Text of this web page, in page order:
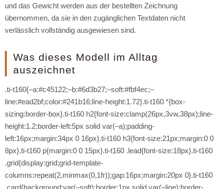
und das Gewicht werden aus der bestellten Zeichnung
übernommen, da sie in den zugänglichen Textdaten nicht
verlässlich vollständig ausgewiesen sind.
Was dieses Modell im Alltag
auszeichnet
.ti-t160{–a:#c45122;–b:#6d3b27;–soft:#fbf4ec;–
line:#ead2bf;color:#241b16;line-height:1.72}.ti-t160 *{box-
sizing:border-box}.ti-t160 h2{font-size:clamp(26px,3vw,38px);line-
height:1.2;border-left:5px solid var(–a);padding-
left:16px;margin:34px 0 16px}.ti-t160 h3{font-size:21px;margin:0 0
8px}.ti-t160 p{margin:0 0 15px}.ti-t160 .lead{font-size:18px}.ti-t160
.grid{display:grid;grid-template-
columns:repeat(2,minmax(0,1fr));gap:16px;margin:20px 0}.ti-t160
.card{background:var(–soft);border:1px solid var(–line);border-